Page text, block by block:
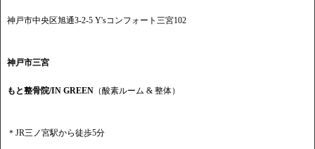
神戸市中央区旭通3-2-5 Y'sコンフォート三宮102
神戸市三宮
もと整骨院/IN GREEN （酸素ルーム & 整体）
＊JR三ノ宮駅から徒歩5分